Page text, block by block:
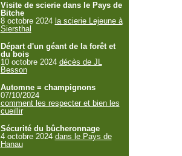
Visite de scierie dans le Pays de
Bitche
8 octobre 2024 la scierie Lejeune à
Siersthal
Départ d'un géant de la forêt et
du bois
10 octobre 2024 décès de JL
Besson
Automne = champignons
07/10/2024
comment les respecter et bien les
cueillir
Sécurité du bûcheronnage
4 octobre 2024 dans le Pays de
Hanau